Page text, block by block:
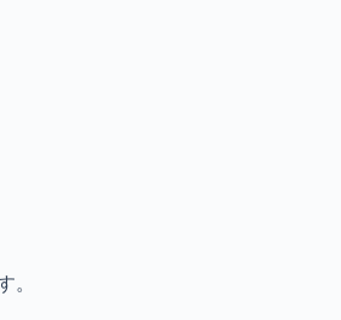
。